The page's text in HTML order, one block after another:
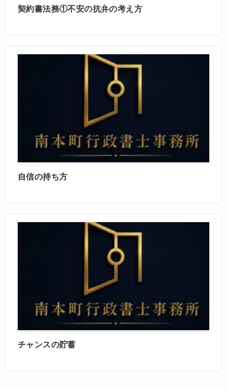
契約書法務①不安の抗弁の考え方
自信の持ち方
チャンスの貯蓄